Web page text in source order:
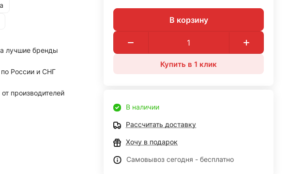
лучшие бренды
России и СНГ
производителей
В корзину
Купить в 1 клик
В наличии
Рассчитать доставку
Хочу в подарок
Самовывоз сегодня - бесплатно